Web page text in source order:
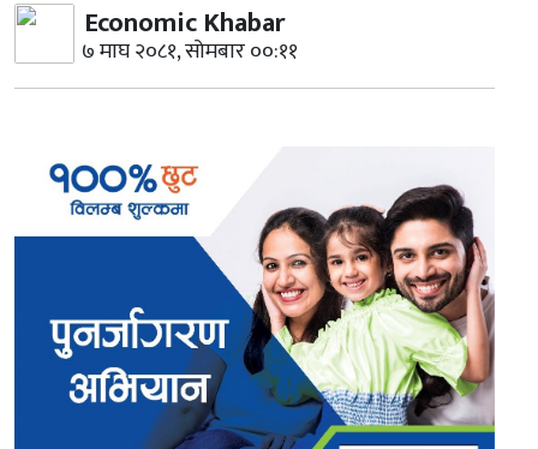
Economic Khabar
७ माघ २०८१, सोमबार ००:११